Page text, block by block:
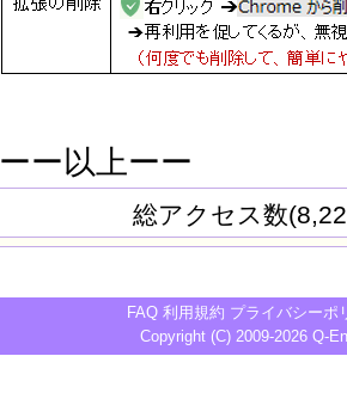
ーー以上ーー
総アクセス数
FAQ 利用規約 プライバシーポ
Copyright (C) 2009-2026 Q-